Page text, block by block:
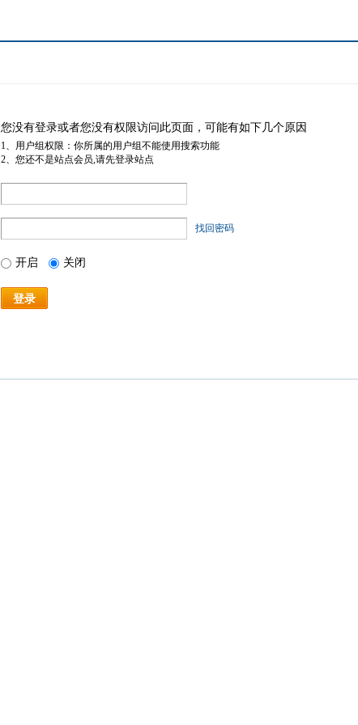
您没有登录或者您没有权限访问此页面，可能有如下几个原因
1、用户组权限：你所属的用户组不能使用搜索功能
2、您还不是站点会员,请先登录站点
找回密码
开启 关闭
登录